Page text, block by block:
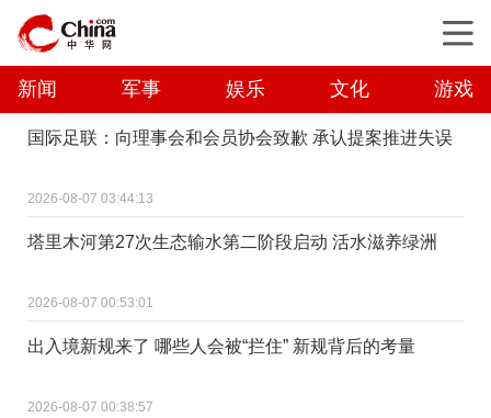
新闻 军事 娱乐 文化 游戏
国际足联：向理事会和会员协会致歉 承认提案推进失误
2026-08-07 03:44:13
塔里木河第27次生态输水第二阶段启动 活水滋养绿洲
2026-08-07 00:53:01
出入境新规来了 哪些人会被“拦住” 新规背后的考量
2026-08-07 00:38:57